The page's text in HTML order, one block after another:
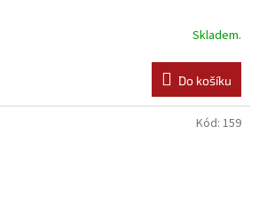
Skladem.
Do košíku
Kód: 159